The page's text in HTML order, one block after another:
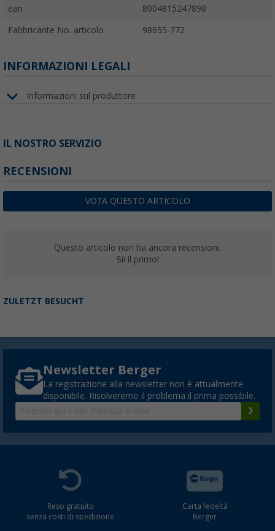
ean 8004815247898
Fabbricante No. articolo 98655-772
INFORMAZIONI LEGALI
Informazioni sul produttore
IL NOSTRO SERVIZIO
RECENSIONI
VOTA QUESTO ARTICOLO
Questo articolo non ha ancora recensioni.
Sii il primo!
ZULETZT BESUCHT
Newsletter Berger
La registrazione alla newsletter non è attualmente
disponibile. Risolveremo il problema il prima possibile.
Reso gratuito
senza costi di spedizione
Carta fedeltà
Berger